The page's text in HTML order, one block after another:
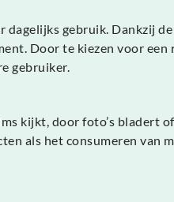
gebruik. Dankzij
Door te kiezen voor een
gebruiker.
kijkt, door foto’s bladert
als het consumeren van